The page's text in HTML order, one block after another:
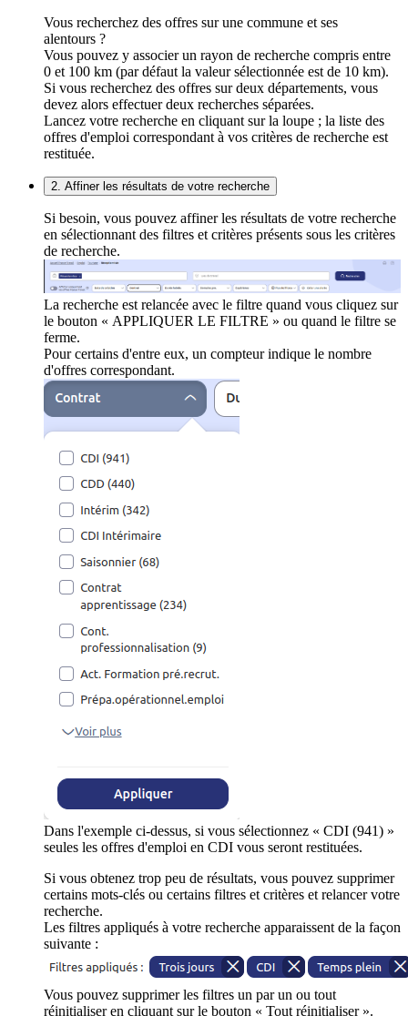
Vous recherchez des offres sur une commune et ses
alentours ?
Vous pouvez y associer un rayon de recherche compris entre
0 et 100 km (par défaut la valeur sélectionnée est de 10 km).
Si vous recherchez des offres sur deux départements, vous
devez alors effectuer deux recherches séparées.
Lancez votre recherche en cliquant sur la loupe ; la liste des
offres d'emploi correspondant à vos critères de recherche est
restituée.
2. Affiner les résultats de votre recherche
Si besoin, vous pouvez affiner les résultats de votre recherche
en sélectionnant des filtres et critères présents sous les critères
de recherche.
La recherche est relancée avec le filtre quand vous cliquez sur
le bouton « APPLIQUER LE FILTRE » ou quand le filtre se
ferme.
Pour certains d'entre eux, un compteur indique le nombre
d'offres correspondant.
Dans l'exemple ci-dessus, si vous sélectionnez « CDI (941) »
seules les offres d'emploi en CDI vous seront restituées.
Si vous obtenez trop peu de résultats, vous pouvez supprimer
certains mots-clés ou certains filtres et critères et relancer votre
recherche.
Les filtres appliqués à votre recherche apparaissent de la façon
suivante :
Vous pouvez supprimer les filtres un par un ou tout
réinitialiser en cliquant sur le bouton « Tout réinitialiser ».